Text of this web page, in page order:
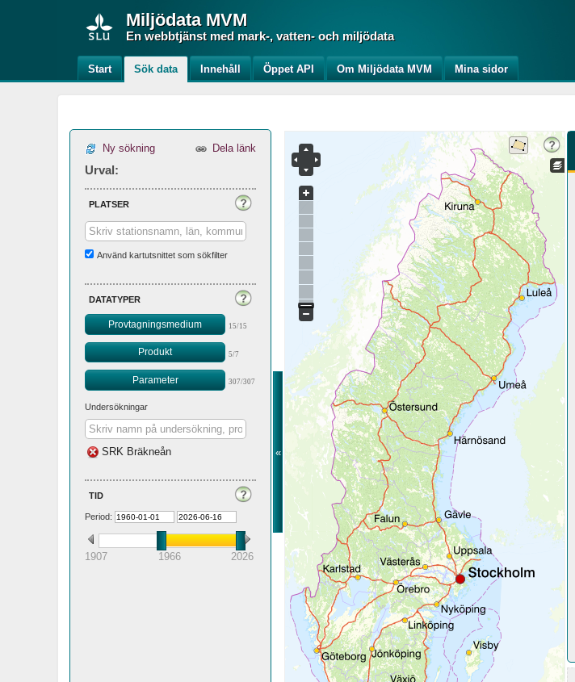
Miljödata MVM
En webbtjänst med mark-, vatten- och miljödata
Start Sök data Innehåll Öppet API Om Miljödata MVM Mina sidor
Ny sökning Dela länk
Urval:
platser
Använd kartutsnittet som sökfilter
datatyper
Provtagningsmedium 15/15
Produkt 5/7
Parameter 307/307
Undersökningar
SRK Bräkneån
tid
Period:
1907 1966 2026
«